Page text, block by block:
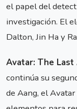
el papel del
investigación. El
Dalton, Jin Ha y
Avatar: The
continúa su
de Aang, el